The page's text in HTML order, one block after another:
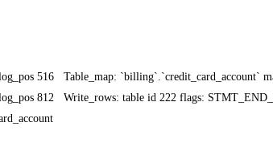
516 Table_map: `billing`.`credit_card_account`
812 Write_rows: table id 222 flags: